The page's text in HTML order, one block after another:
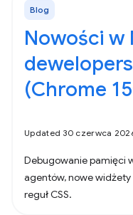
Blog
Nowości w
(Chrome
Updated 30 czerwca
Debugowanie pamięci
agentów, nowe widżety
reguł CSS.